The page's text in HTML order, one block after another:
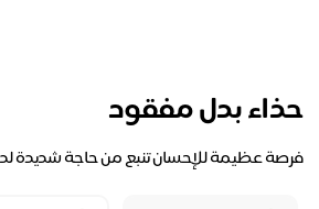
حذاء بدل مفقود
فرصة عظيمة للإحسان تنبع من حاجة شديدة